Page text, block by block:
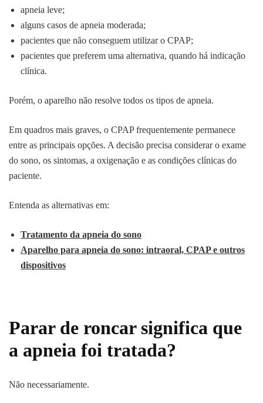
apneia leve;
alguns casos de apneia moderada;
pacientes que não conseguem utilizar o CPAP;
pacientes que preferem uma alternativa, quando há indicação
clínica.
Porém, o aparelho não resolve todos os tipos de apneia.
Em quadros mais graves, o CPAP frequentemente permanece
entre as principais opções. A decisão precisa considerar o exame
do sono, os sintomas, a oxigenação e as condições clínicas do
paciente.
Entenda as alternativas em:
Tratamento da apneia do sono
Aparelho para apneia do sono: intraoral, CPAP e outros
dispositivos
Parar de roncar significa que
a apneia foi tratada?
Não necessariamente.